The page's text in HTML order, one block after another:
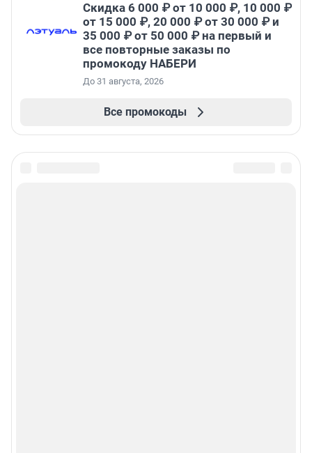
Скидка 6 000 ₽ от 10 000 ₽, 10 000 ₽
от 15 000 ₽, 20 000 ₽ от 30 000 ₽ и
35 000 ₽ от 50 000 ₽ на первый и
все повторные заказы по
промокоду НАБЕРИ
До 31 августа, 2026
Все промокоды